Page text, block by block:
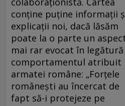
conţine puţine informaţii
explicaţii noi, dacă lăsăm
poate la o parte un
mai rar evocat în legătură
comportamentul atribuit
armatei române: „Forţele
româneşti au încercat de
fapt să-i protejeze pe